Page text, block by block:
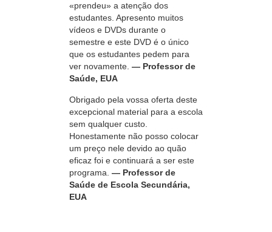
«prendeu» a atenção dos
estudantes. Apresento muitos
vídeos e DVDs durante o
semestre e este DVD é o único
que os estudantes pedem para
ver novamente. — Professor de
Saúde, EUA
Obrigado pela vossa oferta deste
excepcional material para a escola
sem qualquer custo.
Honestamente não posso colocar
um preço nele devido ao quão
eficaz foi e continuará a ser este
programa. — Professor de
Saúde de Escola Secundária,
EUA